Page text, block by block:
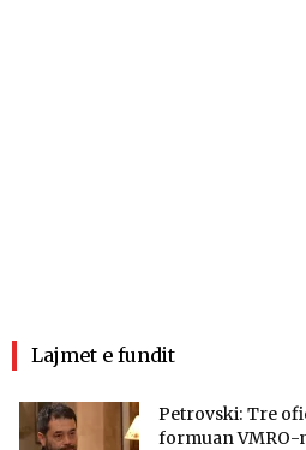
Lajmet e fundit
Petrovski: Tre
formuan VMRO-